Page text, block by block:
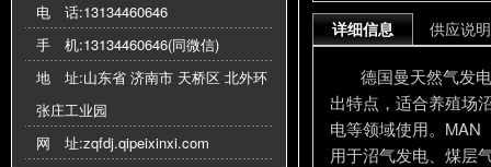
电 话:13134460646
手 机:13134460646(同微信)
地 址:山东省 济南市 天桥区 北外环
张庄工业园
网 址:zqfdj.qipeixinxi.com
详细信息 供应说明
德国曼天然气发
出特点，适合养殖场
电等领域使用。MAN
用于沼气发电、煤层